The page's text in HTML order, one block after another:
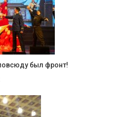
был фронт!